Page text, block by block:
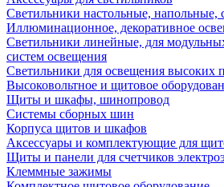
Светильники настольные, напольные,
Иллюминационное, декоративное
Светильники линейные, для
систем освещения
Светильники для освещения высоких
Высоковольтное и щитовое
Щиты и шкафы, шинопровод
Системы сборных шин
Корпуса щитов и шкафов
Аксессуары и комплектующие для
Щиты и панели для счетчиков
Клеммные зажимы